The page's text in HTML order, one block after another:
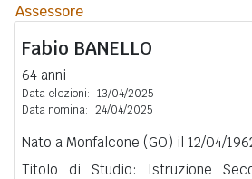
Assessore
Fabio BANELLO
64 anni
Data elezioni: 13/04/2025
Data nomina: 24/04/2025
Nato a Monfalcone (GO) il 12/04/
Titolo di Studio: Istruzione